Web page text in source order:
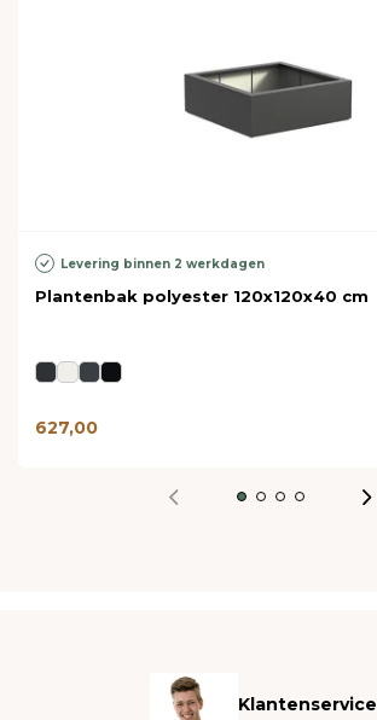
Levering binnen 2 werkdagen
Plantenbak polyester 120x120x40 cm
627,00
Klantenservice